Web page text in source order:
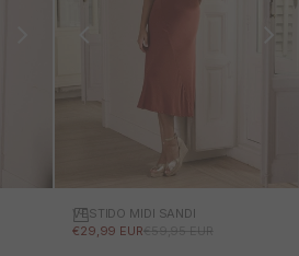
VESTIDO MIDI SANDI
PRECIO DE OFERTA
€29,99 EURPRECIO NORMAL
€59,95 EUR